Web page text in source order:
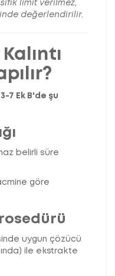
limit verilmez,
değerlendirilir.
7 Ek B'de şu
belirli süre
göre
uygun çözücü
ile ekstrakte